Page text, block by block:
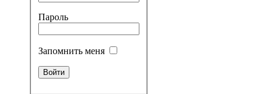
Пароль
Запомнить меня